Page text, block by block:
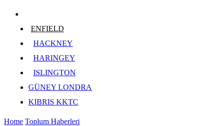
ENFIELD
HACKNEY
HARINGEY
ISLINGTON
GÜNEY LONDRA
KIBRIS KKTC
Home Toplum Haberleri